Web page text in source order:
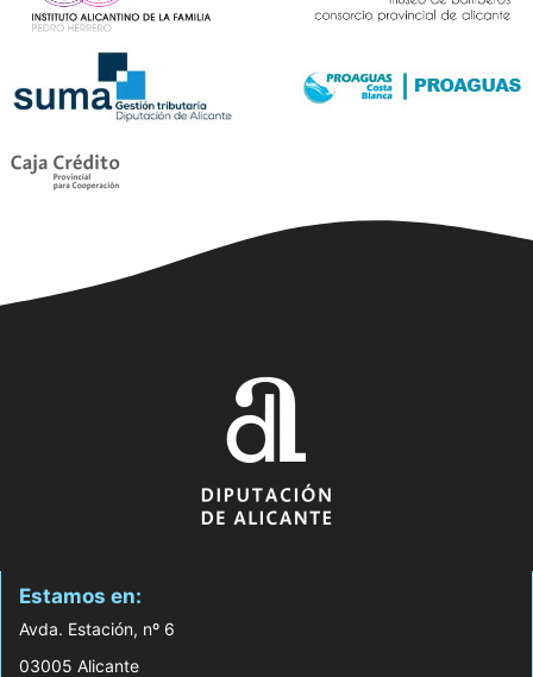
Estamos en:
Avda. Estación, nº 6
03005 Alicante